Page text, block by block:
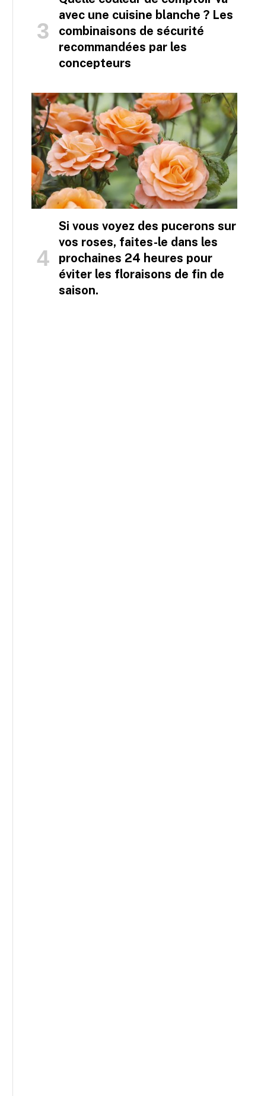
avec une cuisine blanche ? Les
combinaisons de sécurité
recommandées par les
concepteurs
Si vous voyez des pucerons sur
vos roses, faites-le dans les
prochaines 24 heures pour
éviter les floraisons de fin de
saison.